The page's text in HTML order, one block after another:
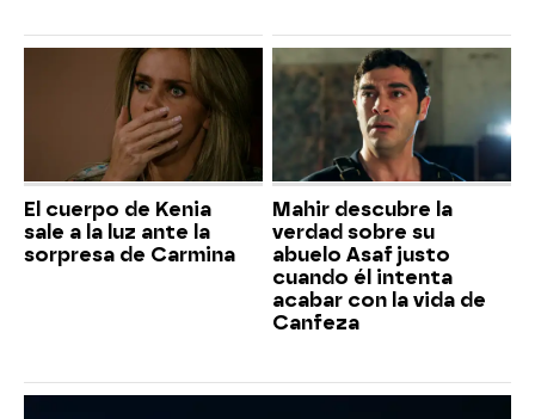
El cuerpo de Kenia
sale a la luz ante la
sorpresa de Carmina
Mahir descubre la
verdad sobre su
abuelo Asaf justo
cuando él intenta
acabar con la vida de
Canfeza